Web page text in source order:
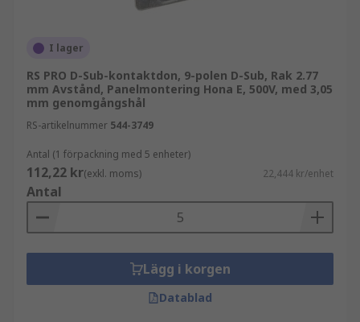
I lager
RS PRO D-Sub-kontaktdon, 9-polen D-Sub, Rak 2.77
mm Avstånd, Panelmontering Hona E, 500V, med 3,05
mm genomgångshål
RS-artikelnummer 544-3749
Antal (1 förpackning med 5 enheter)
112,22 kr(exkl. moms) 22,444 kr/enhet
Antal
Lägg i korgen
Datablad